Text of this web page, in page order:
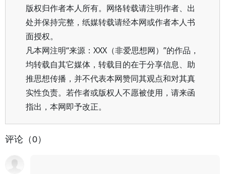
版权归作者本人所有。网络转载请注明作者、出
处并保持完整，纸媒转载请经本网或作者本人书
面授权。
凡本网注明“来源：XXX（非爱思想网）”的作品，
均转载自其它媒体，转载目的在于分享信息、助
推思想传播，并不代表本网赞同其观点和对其真
实性负责。若作者或版权人不愿被使用，请来函
指出，本网即予改正。
评论（0）